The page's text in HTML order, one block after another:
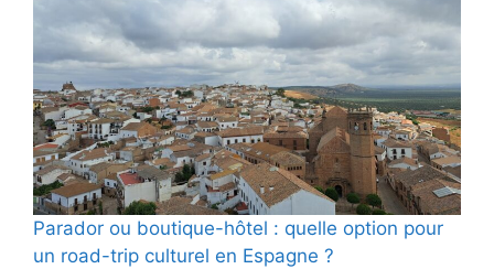
Parador ou boutique-hôtel : quelle option pour
un road-trip culturel en Espagne ?